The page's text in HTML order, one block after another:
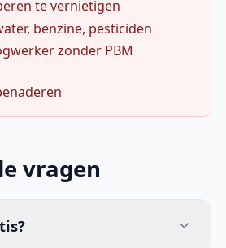
te vernietigen
benzine, pesticiden
zonder PBM
vragen